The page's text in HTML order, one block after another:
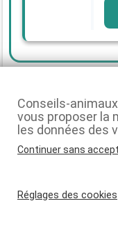
combiner
Unealimentation
est également
nutritionnel précis,
appétence et leur
Conseils-
vous proposer la
les données des
Continuer sans
Réglages des cookies